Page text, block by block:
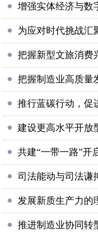
增强实体经济与数
为应对时代挑战汇
把握新型文旅消费
把握制造业高质量
推行蓝碳行动，促
建设更高水平开放
共建“一带一路”开
司法能动与司法谦
发展新质生产力的
推进制造业协同转